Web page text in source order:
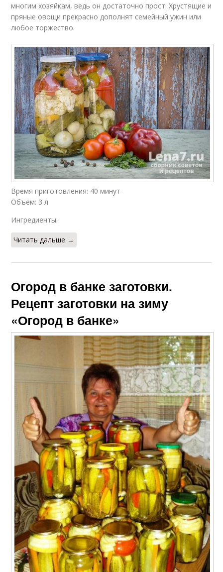
многим хозяйкам, ведь он достаточно прост. Хрустящие и
пряные овощи прекрасно дополнят семейный ужин или
любое торжество.
Время приготовления: 40 минут
Объем: 3 л
Ингредиенты:
Читать дальше →
Огород в банке заготовки.
Рецепт заготовки на зиму
«Огород в банке»